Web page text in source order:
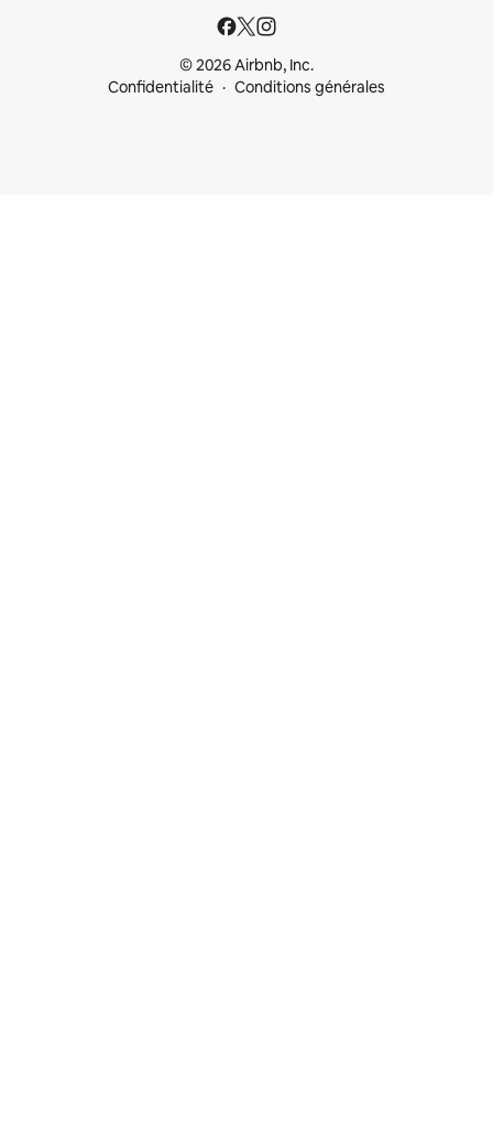
© 2026 Airbnb, Inc.
Confidentialité
Conditions générales